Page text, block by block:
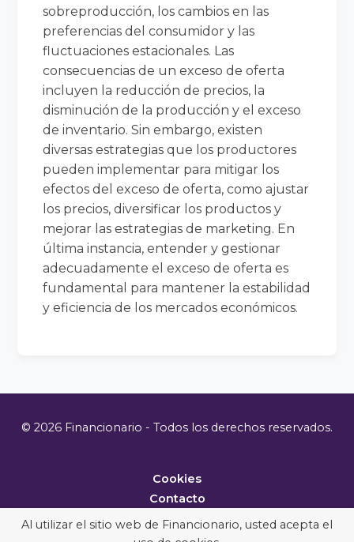
sobreproducción, los cambios en las
preferencias del consumidor y las
fluctuaciones estacionales. Las
consecuencias de un exceso de oferta
incluyen la reducción de precios, la
disminución de la producción y el exceso
de inventario. Sin embargo, existen
diversas estrategias que los productores
pueden implementar para mitigar los
efectos del exceso de oferta, como ajustar
los precios, diversificar los productos y
mejorar las estrategias de marketing. En
última instancia, entender y gestionar
adecuadamente el exceso de oferta es
fundamental para mantener la estabilidad
y eficiencia de los mercados económicos.
© 2026 Financionario - Todos los derechos reservados.
Cookies
Contacto
Metodología
Al utilizar el sitio web de Financionario, usted acepta el